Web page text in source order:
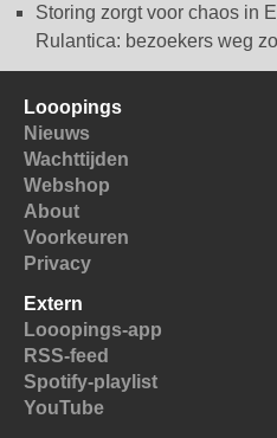
Storing zorgt voor chaos in
Rulantica: bezoekers weg
Looopings
Nieuws
Wachttijden
Webshop
About
Voorkeuren
Privacy
Extern
Looopings-app
RSS-feed
Spotify-playlist
YouTube